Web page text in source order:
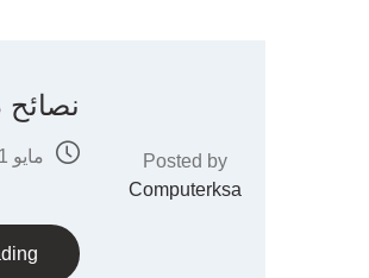
Posted by
Computerksa
نصائح
مايو 11, 2025